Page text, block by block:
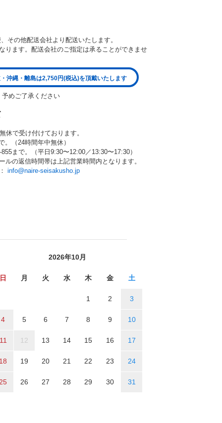
その他配送会社より配送いたします。
ります。配送会社のご指定は承ることができませ
沖縄・離島は2,750円(税込)を頂戴いたします
めご了承ください
休で受け付けております。
。（24時間年中無休）
まで。（平日9:30〜12:00／13:30〜17:30）
ルの返信時間帯は上記営業時間内となります。
info@naire-seisakusho.jp
2026年10月
日 月 火 水 木 金 土
1 2 3
4 5 6 7 8 9 10
11 12 13 14 15 16 17
18 19 20 21 22 23 24
26 27 28 29 30 31